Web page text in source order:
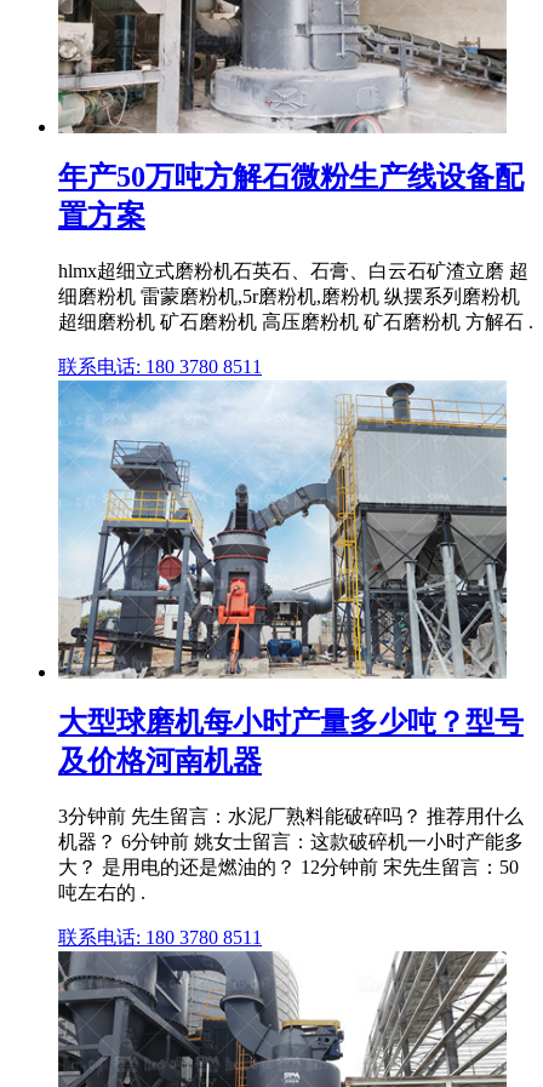
年产50万吨方解石微粉生产线设备配
置方案
hlmx超细立式磨粉机石英石、石膏、白云石矿渣立磨 超
细磨粉机 雷蒙磨粉机,5r磨粉机,磨粉机 纵摆系列磨粉机
超细磨粉机 矿石磨粉机 高压磨粉机 矿石磨粉机 方解石 .
联系电话: 180 3780 8511
大型球磨机每小时产量多少吨？型号
及价格河南机器
3分钟前 先生留言：水泥厂熟料能破碎吗？ 推荐用什么
机器？ 6分钟前 姚女士留言：这款破碎机一小时产能多
大？ 是用电的还是燃油的？ 12分钟前 宋先生留言：50
吨左右的 .
联系电话: 180 3780 8511